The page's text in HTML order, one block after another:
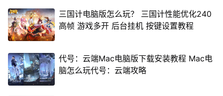
三国计电脑版怎么玩？ 三国计性能优化240
高帧 游戏多开 后台挂机 按键设置教程
代号：云端Mac电脑版下载安装教程 Mac电
脑怎么玩代号：云端攻略